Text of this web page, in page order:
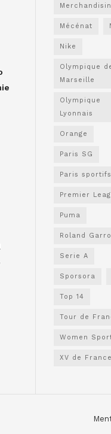
Mécénat
Nike
Olympique
Marseille
Olympique
Lyonnais
Orange
Paris SG
Paris sportifs
Premier
Puma
Roland
Serie A
Sporsora
Top 14
Tour de
Women
XV de France